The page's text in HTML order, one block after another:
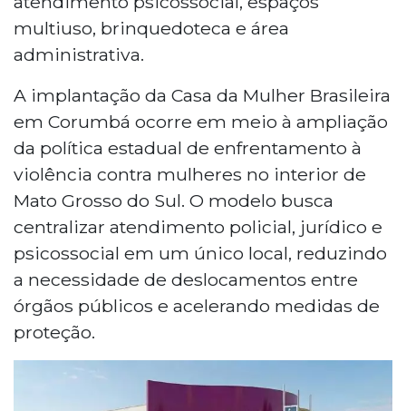
multiuso, brinquedoteca e área
administrativa.
A implantação da Casa da Mulher Brasileira
em Corumbá ocorre em meio à ampliação
da política estadual de enfrentamento à
violência contra mulheres no interior de
Mato Grosso do Sul. O modelo busca
centralizar atendimento policial, jurídico e
psicossocial em um único local, reduzindo
a necessidade de deslocamentos entre
órgãos públicos e acelerando medidas de
proteção.